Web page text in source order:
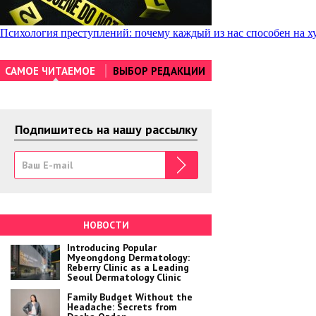
Навигация
по
записям
Психология преступлений: почему каждый из нас способен на
САМОЕ ЧИТАЕМОЕ ВЫБОР РЕДАКЦИИ
Подпишитесь на нашу рассылку
НОВОСТИ
Introducing Popular
Myeongdong Dermatology:
Reberry Clinic as a Leading
Seoul Dermatology Clinic
Family Budget Without the
Headache: Secrets from